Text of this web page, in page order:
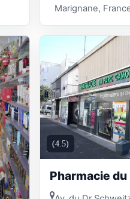
Marignane,
(4.5)
Pharmacie